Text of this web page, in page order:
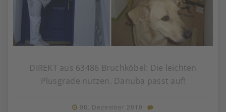
DIREKT aus 63486 Bruchköbel: Die leichten
Plusgrade nutzen. Danuba passt auf!
08. Dezember 2010